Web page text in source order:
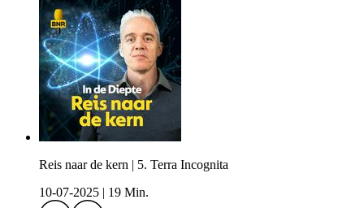
Reis naar de kern | 5. Terra Incognita
10-07-2025
19 Min.